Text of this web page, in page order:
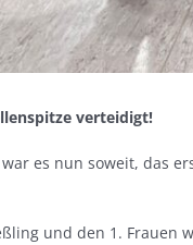
verteidigt!
es nun soweit, das
und den 1. Frauen